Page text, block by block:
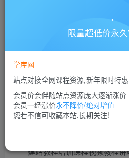
解密单页营销，单页网站制作（全
此内容为付费资源，请付费后查看
10
立即购买
您当前未登录！建议
建站教程培训课程视频教程讲
限量超低价永
学库网
站点对接全网课程资源,新年限时特惠
会员价会伴随站点资源庞大逐渐涨价
会员一经涨价永不降价/绝对增值
您若不信可收藏本站,长期关注!